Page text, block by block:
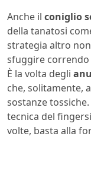
Anche il coniglio
della tanatosi
strategia altro
sfuggire correndo
È la volta degli
che, solitamente,
sostanze
tecnica del
volte, basta alla